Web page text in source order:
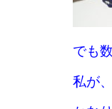
でも
私が